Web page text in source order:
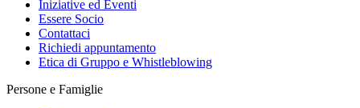
Iniziative ed Eventi
Essere Socio
Contattaci
Richiedi appuntamento
Etica di Gruppo e Whistleblowing
Persone e Famiglie